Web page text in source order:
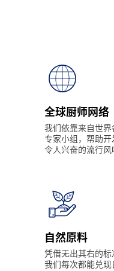
全球厨师网络
我们依靠来自世
专家小组，帮助
令人兴奋的流行风
自然原料
凭借无出其右的标
我们每次都能兑现